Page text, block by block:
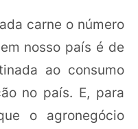
carne o número
nosso país é de
ao consumo
no país. E, para
o agronegócio